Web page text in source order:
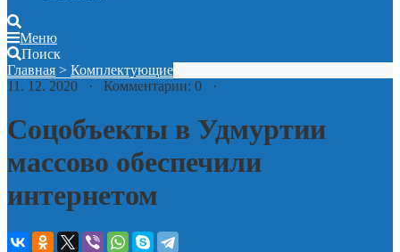
Меню
Поиск
Главная > Комплектующие
11. 12. 2020 · Комментарии: 0 ·
Соцобъекты в Удмуртии
массово обеспечили
интернетом